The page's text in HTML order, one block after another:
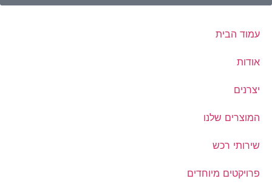
עמוד הבית
אודות
יצרנים
המוצרים שלנו
שירותי רכש
פרויקטים מיוחדים